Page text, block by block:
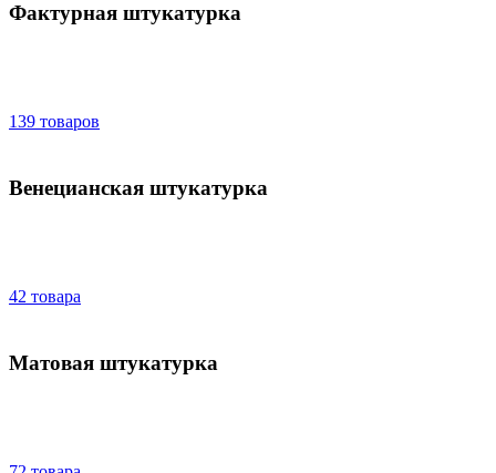
Фактурная штукатурка
139 товаров
Венецианская штукатурка
42 товара
Матовая штукатурка